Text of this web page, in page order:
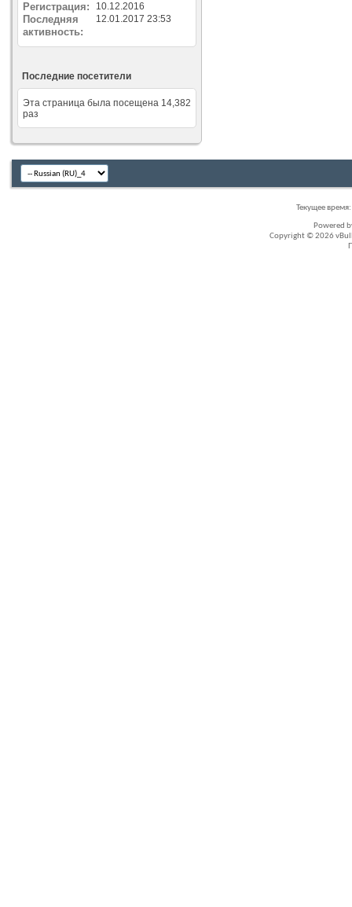
Регистрация 10.12.2016
Последняя
активность
12.01.2017 23:53
Последние посетители
Эта страница была посещена 14,382
раз
Текущее время:
Powered
Copyright © 2026